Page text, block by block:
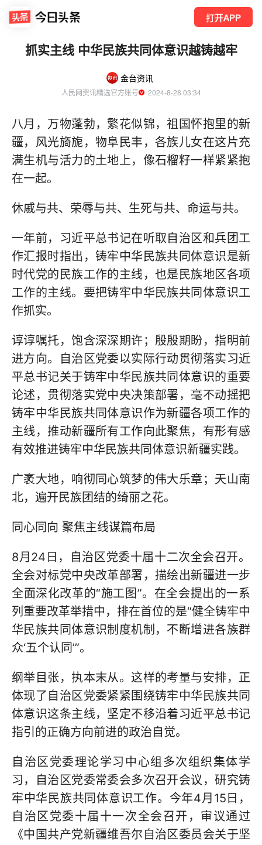
打开APP
抓实主线 中华民族共同体意识越铸越牢
金台资讯
人民网资讯精选官方账号
  2024-8-28 03:34
八月，万物蓬勃，繁花似锦，祖国怀抱里的新
疆，风光旖旎，物阜民丰，各族儿女在这片充
满生机与活力的土地上，像石榴籽一样紧紧抱
在一起。
休戚与共、荣辱与共、生死与共、命运与共。
一年前，习近平总书记在听取自治区和兵团工
作汇报时指出，铸牢中华民族共同体意识是新
时代党的民族工作的主线，也是民族地区各项
工作的主线。要把铸牢中华民族共同体意识工
作抓实。
谆谆嘱托，饱含深深期许；殷殷期盼，指明前
进方向。自治区党委以实际行动贯彻落实习近
平总书记关于铸牢中华民族共同体意识的重要
论述，贯彻落实党中央决策部署，毫不动摇把
铸牢中华民族共同体意识作为新疆各项工作的
主线，推动新疆所有工作向此聚焦，有形有感
有效推进铸牢中华民族共同体意识新疆实践。
广袤大地，响彻同心筑梦的伟大乐章；天山南
北，遍开民族团结的绮丽之花。
同心同向 聚焦主线谋篇布局
8月24日，自治区党委十届十二次全会召开。
全会对标党中央改革部署，描绘出新疆进一步
全面深化改革的“施工图”。在全会提出的一系
列重要改革举措中，排在首位的是“健全铸牢中
华民族共同体意识制度机制，不断增进各族群
众‘五个认同’”。
纲举目张，执本末从。这样的考量与安排，正
体现了自治区党委紧紧围绕铸牢中华民族共同
体意识这条主线，坚定不移沿着习近平总书记
指引的正确方向前进的政治自觉。
自治区党委理论学习中心组多次组织集体学
习，自治区党委常委会多次召开会议，研究铸
牢中华民族共同体意识工作。今年4月15日，
自治区党委十届十一次全会召开，审议通过
《中国共产党新疆维吾尔自治区委员会关于坚